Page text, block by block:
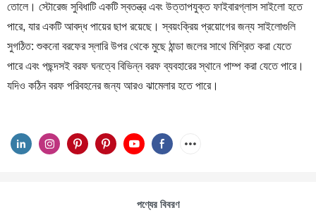
তোলে। স্টোরেজ সুবিধাটি একটি স্বতন্ত্র এবং উত্তাপযুক্ত ফাইবারগ্লাস সাইলো হতে
পারে, যার একটি আবদ্ধ পায়ের ছাপ রয়েছে। স্বয়ংক্রিয় প্রয়োগের জন্য সাইলোগুলি
সুগঠিত: শুকনো বরফের স্লারি উপর থেকে মুছে ঠান্ডা জলের সাথে মিশ্রিত করা যেতে
পারে এবং পছন্দসই বরফ ঘনত্বে বিভিন্ন বরফ ব্যবহারের স্থানে পাম্প করা যেতে পারে।
যদিও কঠিন বরফ পরিবহনের জন্য আরও ঝামেলার হতে পারে।
পণ্যের বিবরণ